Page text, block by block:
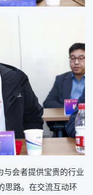
会者提供宝贵的行业
思路。在交流互动环